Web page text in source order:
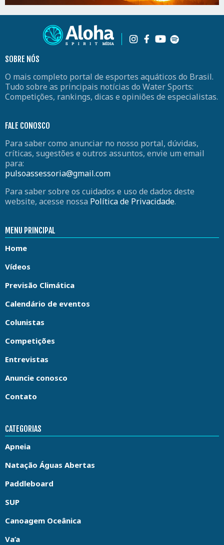
SOBRE NÓS
O mais completo portal de esportes aquáticos do Brasil.
Tudo sobre as principais notícias do Water Sports:
Competições, rankings, dicas e opiniões de especialistas.
FALE CONOSCO
Para saber como anunciar no nosso portal, dúvidas,
críticas, sugestões e outros assuntos, envie um email
para:
pulsoassessoria@gmail.com
Para saber sobre os cuidados e uso de dados deste
website, acesse nossa Política de Privacidade.
MENU PRINCIPAL
Home
Vídeos
Previsão Climática
Calendário de eventos
Colunistas
Competições
Entrevistas
Anuncie conosco
Contato
CATEGORIAS
Apneia
Natação Águas Abertas
Paddleboard
SUP
Canoagem Oceânica
Va’a